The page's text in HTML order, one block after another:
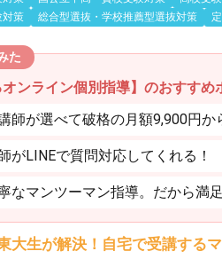
対策
総合型選抜・学校推薦型選抜対策
た
ンライン個別指導】のおすすめ
師が選べて破格の月額9,900円か
がLINEで質問対応してくれる！
なマンツーマン指導。だから満
大生が解決！自宅で受講する